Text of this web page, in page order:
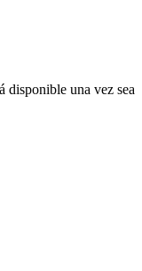
disponible una vez sea